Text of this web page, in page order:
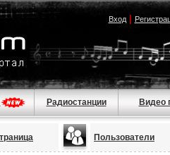
Вход|
Радиостанции Видео
Пользователи